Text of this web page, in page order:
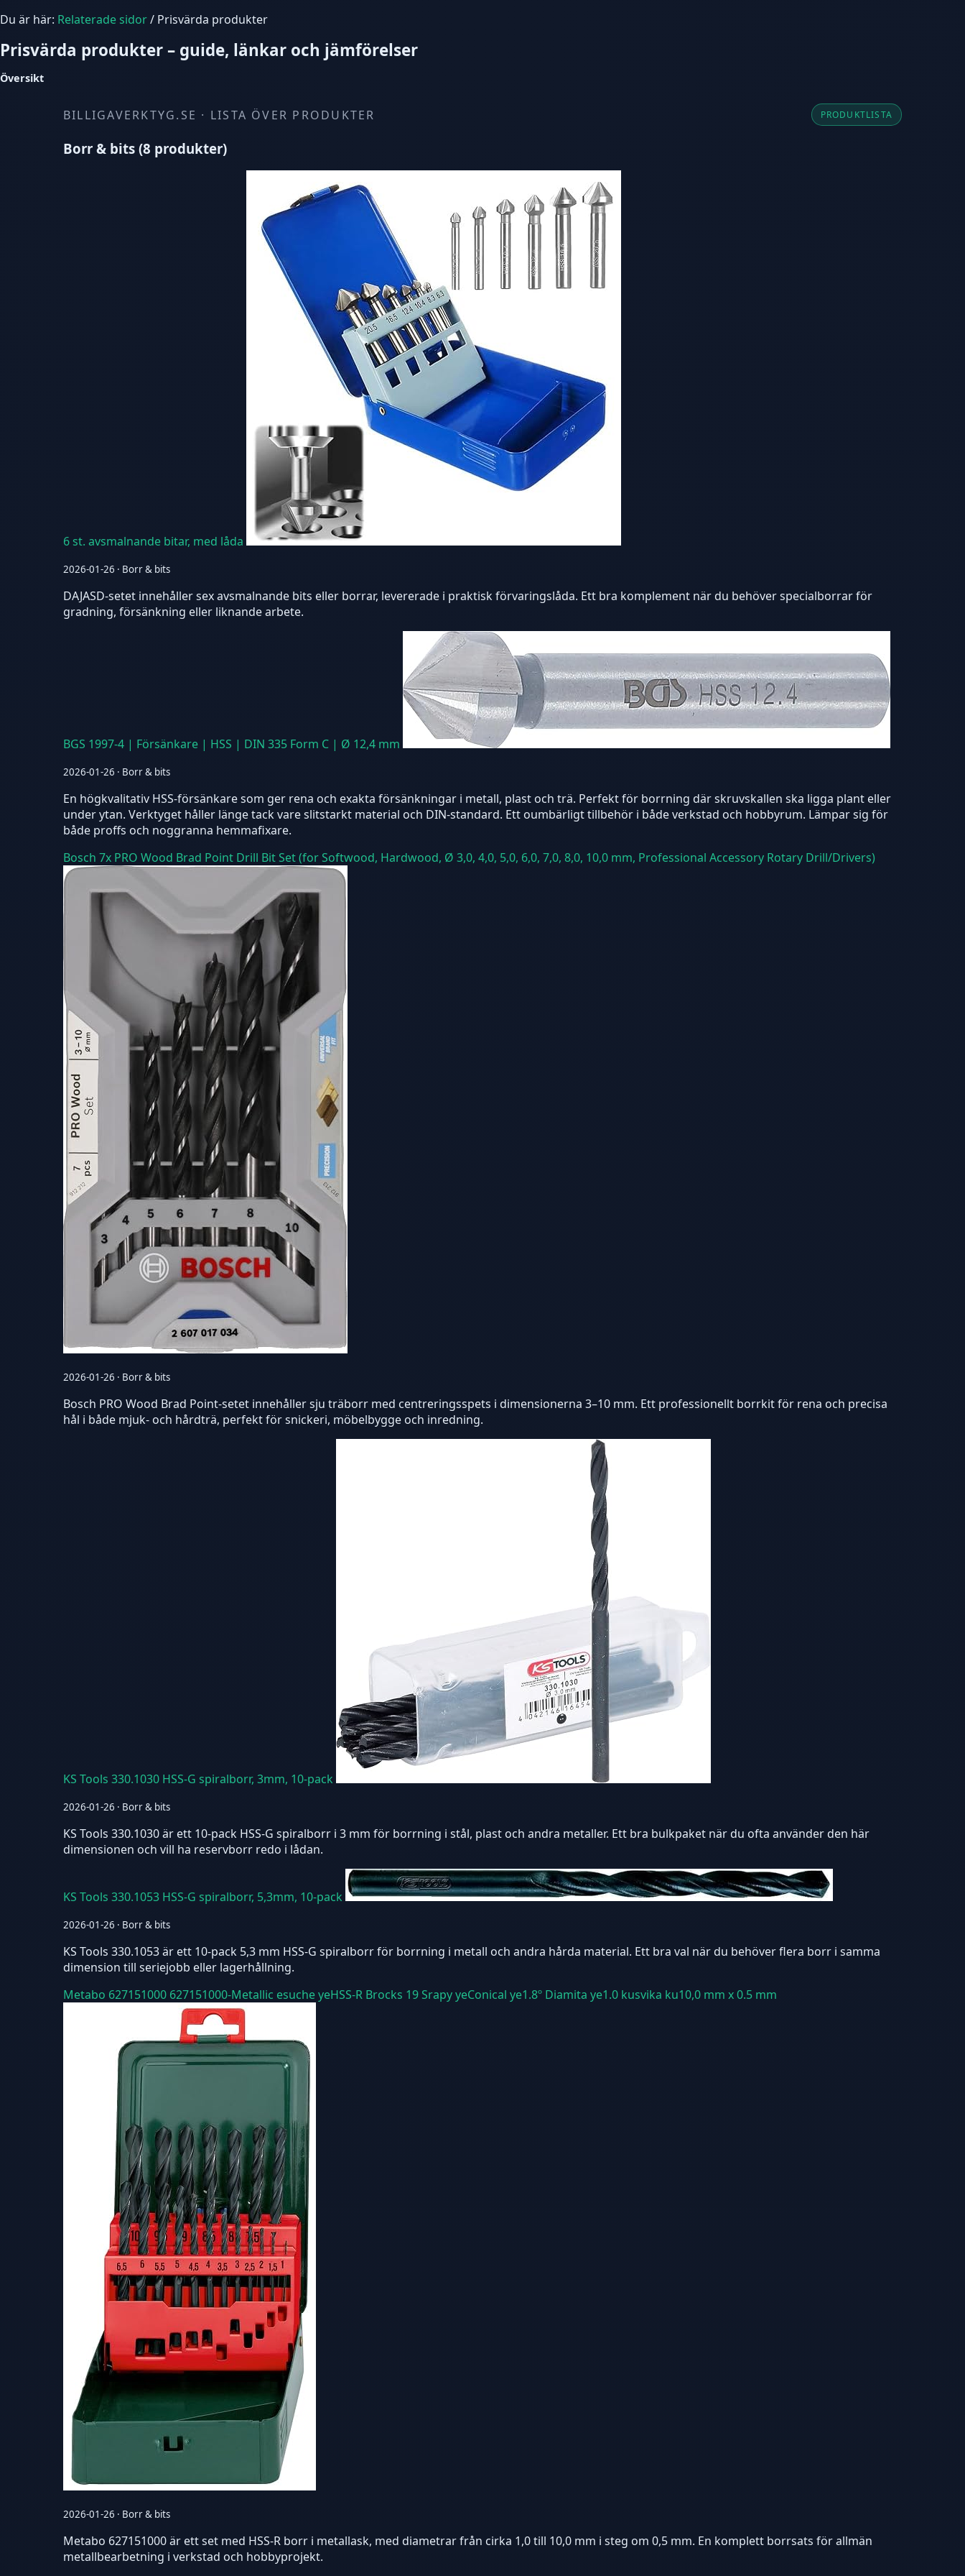
Du är här: Relaterade sidor/ Prisvärda produkter
Prisvärda produkter – guide, länkar och jämförelser
Översikt
BILLIGAVERKTYG.SE · LISTA ÖVER PRODUKTER PRODUKTLISTA
Borr & bits (8 produkter)
6 st. avsmalnande bitar, med låda
2026-01-26 · Borr & bits
DAJASD-setet innehåller sex avsmalnande bits eller borrar, levererade i praktisk förvaringslåda. Ett bra komplement när du behöver specialborrar för
gradning, försänkning eller liknande arbete.
BGS 1997-4 | Försänkare | HSS | DIN 335 Form C | Ø 12,4 mm
2026-01-26 · Borr & bits
En högkvalitativ HSS-försänkare som ger rena och exakta försänkningar i metall, plast och trä. Perfekt för borrning där skruvskallen ska ligga plant eller
under ytan. Verktyget håller länge tack vare slitstarkt material och DIN-standard. Ett oumbärligt tillbehör i både verkstad och hobbyrum. Lämpar sig för
både proffs och noggranna hemmafixare.
Bosch 7x PRO Wood Brad Point Drill Bit Set (for Softwood, Hardwood, Ø 3,0, 4,0, 5,0, 6,0, 7,0, 8,0, 10,0 mm, Professional Accessory Rotary Drill/Drivers)
2026-01-26 · Borr & bits
Bosch PRO Wood Brad Point-setet innehåller sju träborr med centreringsspets i dimensionerna 3–10 mm. Ett professionellt borrkit för rena och precisa
hål i både mjuk- och hårdträ, perfekt för snickeri, möbelbygge och inredning.
KS Tools 330.1030 HSS-G spiralborr, 3mm, 10-pack
2026-01-26 · Borr & bits
KS Tools 330.1030 är ett 10-pack HSS-G spiralborr i 3 mm för borrning i stål, plast och andra metaller. Ett bra bulkpaket när du ofta använder den här
dimensionen och vill ha reservborr redo i lådan.
KS Tools 330.1053 HSS-G spiralborr, 5,3mm, 10-pack
2026-01-26 · Borr & bits
KS Tools 330.1053 är ett 10-pack 5,3 mm HSS-G spiralborr för borrning i metall och andra hårda material. Ett bra val när du behöver flera borr i samma
dimension till seriejobb eller lagerhållning.
Metabo 627151000 627151000-Metallic esuche yeHSS-R Brocks 19 Srapy yeConical ye1.8º Diamita ye1.0 kusvika ku10,0 mm x 0.5 mm
2026-01-26 · Borr & bits
Metabo 627151000 är ett set med HSS-R borr i metallask, med diametrar från cirka 1,0 till 10,0 mm i steg om 0,5 mm. En komplett borrsats för allmän
metallbearbetning i verkstad och hobbyprojekt.